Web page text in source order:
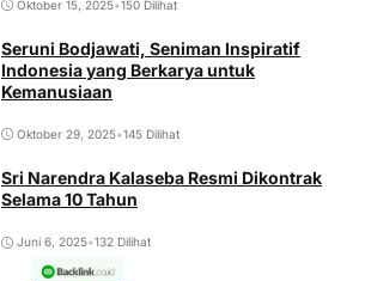
Oktober 15, 2025•150 Dilihat
Seruni Bodjawati, Seniman Inspiratif
Indonesia yang Berkarya untuk
Kemanusiaan
Oktober 29, 2025•145 Dilihat
Sri Narendra Kalaseba Resmi Dikontrak
Selama 10 Tahun
Juni 6, 2025•132 Dilihat